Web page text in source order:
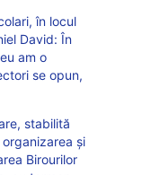
în locul
David: În
am o
se opun,
stabilită
și
Birourilor